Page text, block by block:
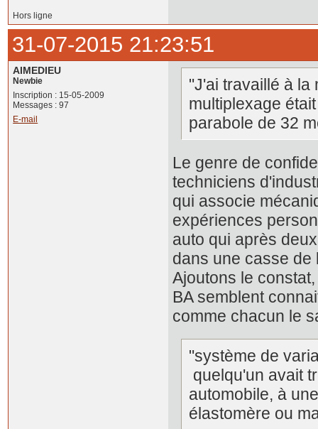
Hors ligne
31-07-2015 21:23:51
AIMEDIEU
Newbie
Inscription : 15-05-2009
Messages : 97
E-mail
"J'ai travaillé à la
multiplexage
parabole de 32
Le genre de
techniciens
qui associe
expériences
auto qui après
dans une casse de
Ajoutons le
BA semblent
comme chacun le
"système de
quelqu'un avait
automobile, à
élastomère ou